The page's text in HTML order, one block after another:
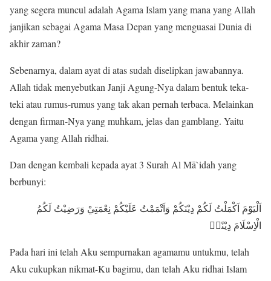
yang segera muncul adalah Agama Islam yang mana yang Allah
janjikan sebagai Agama Masa Depan yang menguasai Dunia di
akhir zaman?
Sebenarnya, dalam ayat di atas sudah diselipkan jawabannya.
Allah tidak menyebutkan Janji Agung-Nya dalam bentuk teka-
teki atau rumus-rumus yang tak akan pernah terbaca. Melainkan
dengan firman-Nya yang muhkam, jelas dan gamblang. Yaitu
Agama yang Allah ridhai.
Dan dengan kembali kepada ayat 3 Surah Al Mā`idah yang
berbunyi:
اَلْيَوْمَ اَكْمَلْتُ لَكُمْ دِيْنَكُمْ وَاَتْمَمْتُ عَلَيْكُمْ نِعْمَتِيْ وَرَضِيْتُ لَكُمُ
الْاِسْلَامَ دِيْنًاۗ
Pada hari ini telah Aku sempurnakan agamamu untukmu, telah
Aku cukupkan nikmat-Ku bagimu, dan telah Aku ridhai Islam